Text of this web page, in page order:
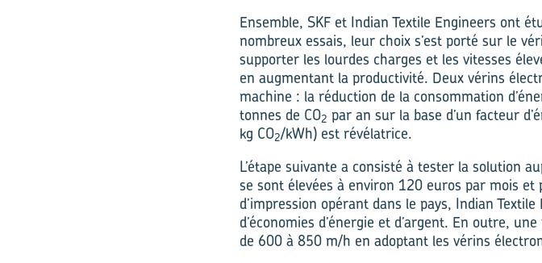
Ensemble, SKF et Indian Textile Engineers ont
nombreux essais, leur choix s’est porté sur le
supporter les lourdes charges et les vitesses
en augmentant la productivité. Deux vérins
machine : la réduction de la consommation
tonnes de CO2 par an sur la base d’un facteur
kg CO2/kWh) est révélatrice.
L’étape suivante a consisté à tester la solution
se sont élevées à environ 120 euros par mois
d’impression opérant dans le pays, Indian
d’économies d’énergie et d’argent. En outre,
de 600 à 850 m/h en adoptant les vérins